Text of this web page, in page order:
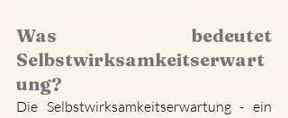
Was bedeutet
Selbstwirksamkeitserwart
ung?
Die Selbstwirksamkeitserwartung - ein